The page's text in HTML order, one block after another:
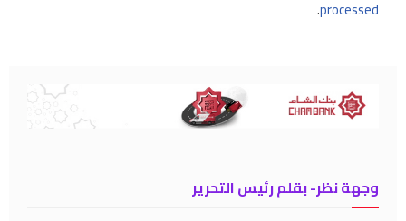
processed
.
وجهة نظر- بقلم رئيس التحرير